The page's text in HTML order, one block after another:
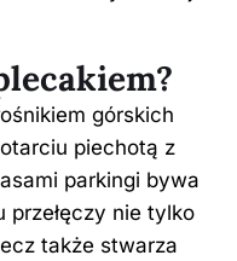
górskich
piechotą z
parkingi bywa
przełęczy nie tylko
także stwarza